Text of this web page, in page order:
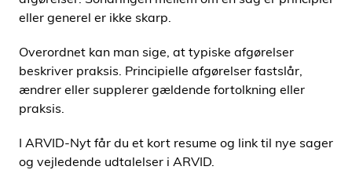
eller generel er ikke skarp.
Overordnet kan man sige, at typiske afgørelser
beskriver praksis. Principielle afgørelser fastslår,
ændrer eller supplerer gældende fortolkning eller
praksis.
I ARVID-Nyt får du et kort resume og link til nye sager
og vejledende udtalelser i ARVID.